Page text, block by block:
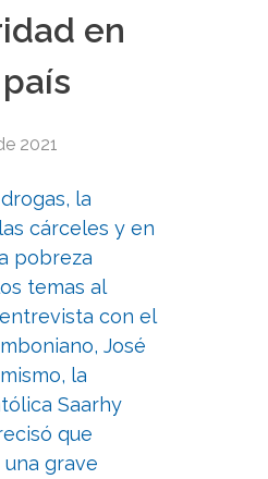
en
2021
la
cárceles y en
pobreza
temas al
con el
José
la
Saarhy
que
grave